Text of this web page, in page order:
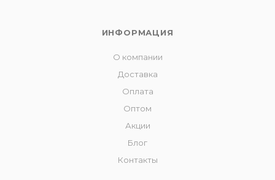
ИНФОРМАЦИЯ
О компании
Доставка
Оплата
Оптом
Акции
Блог
Контакты